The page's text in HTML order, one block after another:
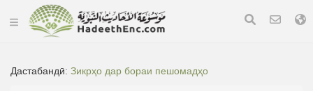
Дастабандӣ:Зикрҳо дар бораи пешомадҳо